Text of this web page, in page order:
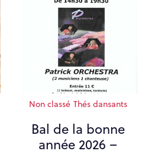
Non classé Thés dansants
Bal de la bonne
année 2026 –